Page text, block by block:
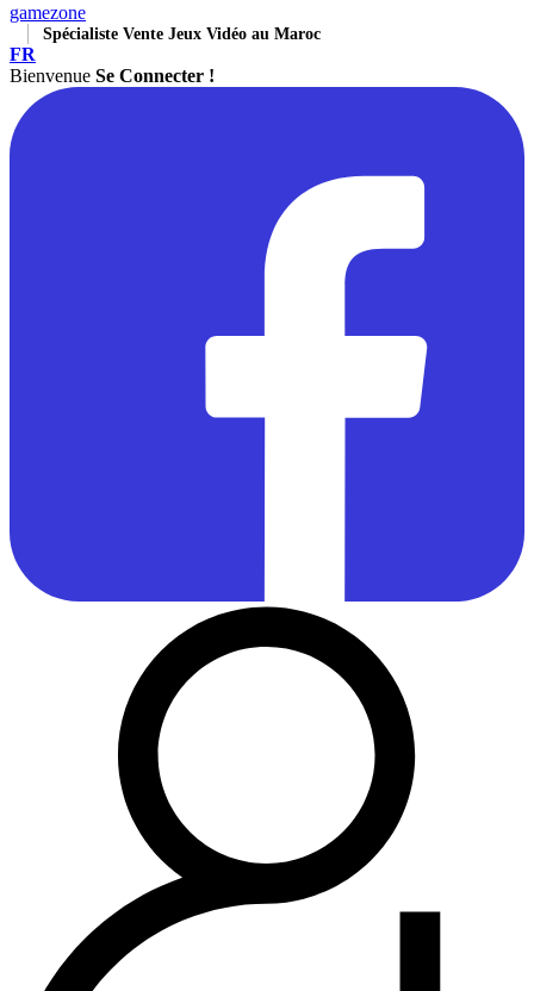
gamezone
Spécialiste Vente Jeux Vidéo au Maroc
FR
Bienvenue Se Connecter !